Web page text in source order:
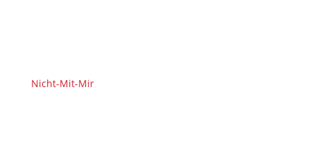
Nicht-Mit-Mir